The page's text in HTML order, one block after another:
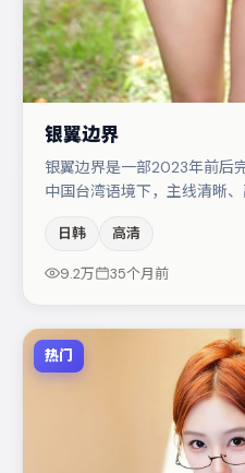
银翼边界
银翼边界是一部2023年前后
中国台湾语境下，主线清晰
阵容包括亚当·德赖弗、于和
应，适合喜欢抠台词与伏笔
日韩 高清
9.2万 35个月前
热门